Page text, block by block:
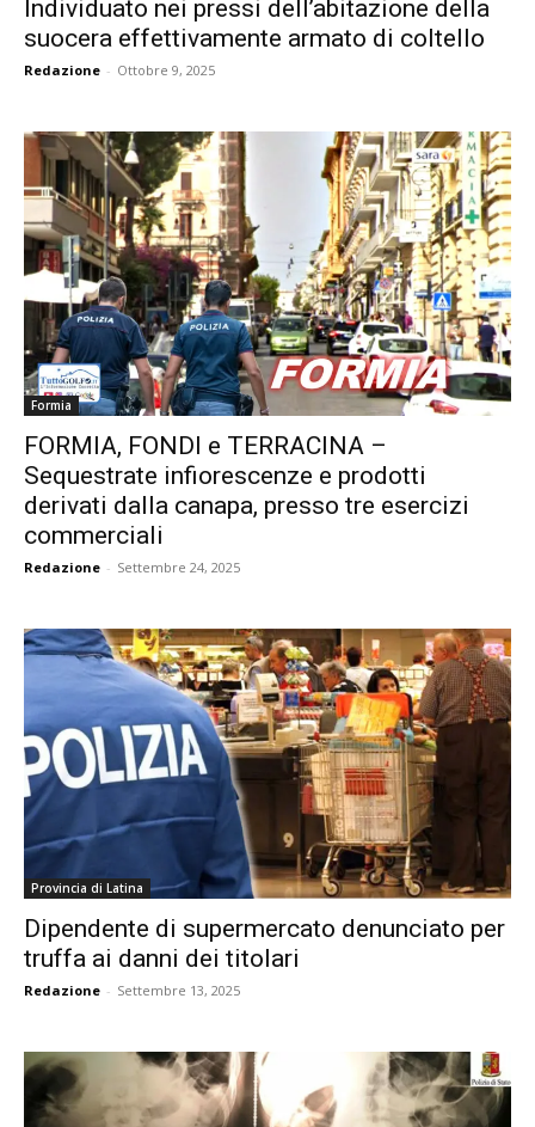
Individuato nei pressi dell’abitazione della
suocera effettivamente armato di coltello
Redazione - Ottobre 9, 2025
Formia
FORMIA, FONDI e TERRACINA –
Sequestrate infiorescenze e prodotti
derivati dalla canapa, presso tre esercizi
commerciali
Redazione - Settembre 24, 2025
Provincia di Latina
Dipendente di supermercato denunciato per
truffa ai danni dei titolari
Redazione - Settembre 13, 2025